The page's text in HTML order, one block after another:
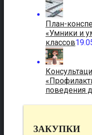
План-
«Умники и
классов
поведения
ЗАКУПКИ